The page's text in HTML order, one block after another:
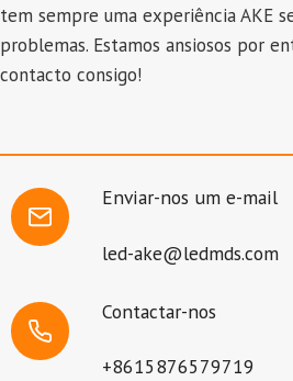
tem sempre uma experiência AKE
problemas. Estamos ansiosos por
contacto consigo!
Enviar-nos um e-mail
led-ake@ledmds.com
Contactar-nos
+8615876579719